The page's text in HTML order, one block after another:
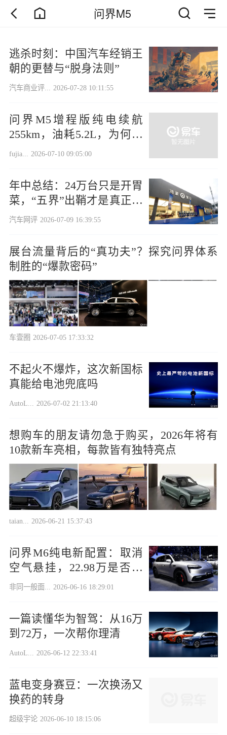
问界M5
逃杀时刻：中国汽车经销王
朝的更替与“脱身法则”
汽车商业评... 2026-07-28 10:11:55
问界M5增程版纯电续航
255km，油耗5.2L，为何空
间表现不如亚洲龙双擎？
fujia... 2026-07-10 09:05:00
年中总结：24万台只是开胃
菜，“五界”出鞘才是真正杀
招？
汽车网评 2026-07-09 16:39:55
展台流量背后的“真功夫”？探究问界体系
制胜的“爆款密码”
车壹圈 2026-07-05 17:33:32
不起火不爆炸，这次新国标
真能给电池兜底吗
AutoL... 2026-07-02 21:13:40
想购车的朋友请勿急于购买，2026年将有
10款新车亮相，每款皆有独特亮点
taian... 2026-06-21 15:37:43
问界M6纯电新配置：取消
空气悬挂，22.98万是否已
触底？
非同一般面... 2026-06-16 18:29:01
一篇读懂华为智驾：从16万
到72万，一次帮你理清
AutoL... 2026-06-12 22:33:41
蓝电变身赛豆：一次换汤又
换药的转身
超级宇论 2026-06-10 18:15:06